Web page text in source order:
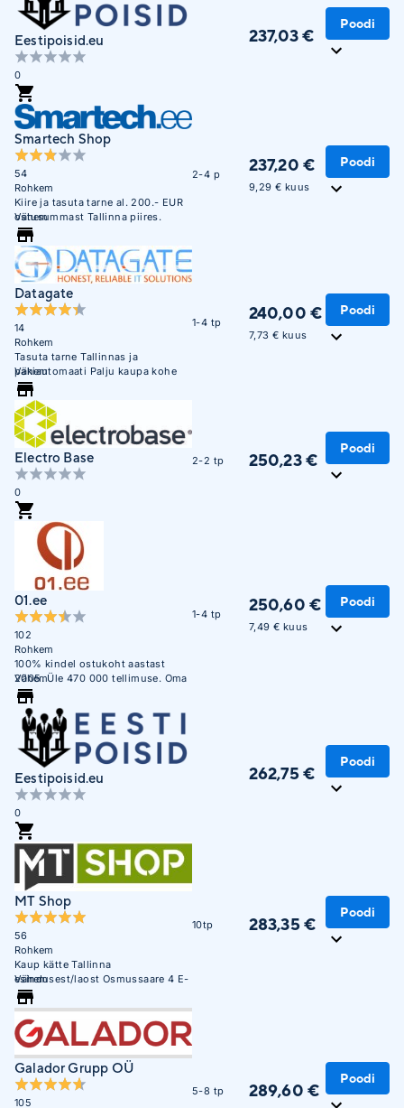
Eestipoisid.eu
0
237,03 €
Poodi
Smartech Shop
54
Rohkem
Kiire ja tasuta tarne al. 200.- EUR
ostusummast Tallinna piires.
Vähem
2-4 p 237,20 €
9,29 € kuus
Poodi
Datagate
14
Rohkem
Tasuta tarne Tallinnas ja
pakiautomaati Palju kaupa kohe
saadaval. Maksa hiljem või 3
osana ilma lisakuluta.
Vähem
1-4 tp 240,00 €
7,73 € kuus
Poodi
Electro Base
0
2-2 tp 250,23 €
Poodi
01.ee
102
Rohkem
100% kindel ostukoht aastast
2005. Üle 470 000 tellimuse. Oma
ladu 850m2.
Vähem
1-4 tp 250,60 €
7,49 € kuus
Poodi
Eestipoisid.eu
0
262,75 €
Poodi
MT Shop
56
Rohkem
Kaup kätte Tallinna
esindusest/laost Osmussaare 4 E-
R 10:00 - 17:00
Vähem
10tp 283,35 €
Poodi
Galador Grupp OÜ
105
5-8 tp 289,60 €
Poodi